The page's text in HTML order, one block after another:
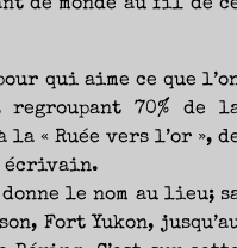
de monde au fil de
qui aime ce que
regroupant 70% de
« Ruée vers l’or »,
écrivain.
le nom au lieu;
Fort Yukon,